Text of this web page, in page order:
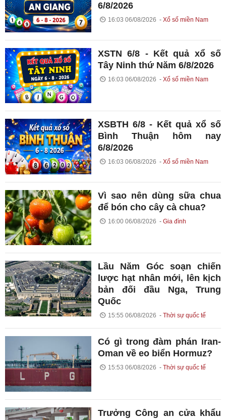
6/8/2026
16:03 06/08/2026 Xổ số miền Nam
XSTN 6/8 - Kết quả xổ số
Tây Ninh thứ Năm 6/8/2026
16:03 06/08/2026 Xổ số miền Nam
XSBTH 6/8 - Kết quả xổ số
Bình Thuận hôm nay
6/8/2026
16:03 06/08/2026 Xổ số miền Nam
Vì sao nên dùng sữa chua
để bón cho cây cà chua?
16:00 06/08/2026 Gia đình
Lầu Năm Góc soạn chiến
lược hạt nhân mới, lên kịch
bản đối đầu Nga, Trung
Quốc
15:55 06/08/2026 Thời sự quốc tế
Có gì trong đàm phán Iran-
Oman về eo biển Hormuz?
15:53 06/08/2026 Thời sự quốc tế
Trưởng Công an cửa khẩu